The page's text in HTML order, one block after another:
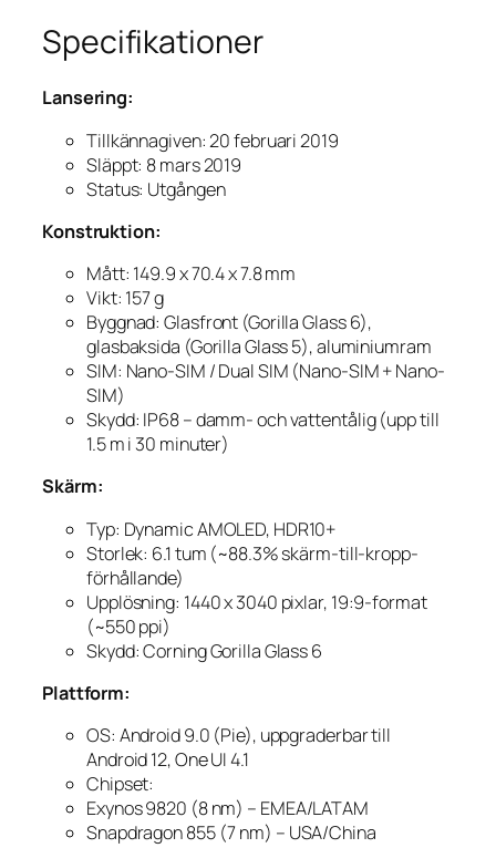
Specifikationer
Lansering:
Tillkännagiven: 20 februari 2019
Släppt: 8 mars 2019
Status: Utgången
Konstruktion:
Mått: 149.9 x 70.4 x 7.8 mm
Vikt: 157 g
Byggnad: Glasfront (Gorilla Glass 6),
glasbaksida (Gorilla Glass 5), aluminiumram
SIM: Nano-SIM / Dual SIM (Nano-SIM + Nano-
SIM)
Skydd: IP68 – damm- och vattentålig (upp till
1.5 m i 30 minuter)
Skärm:
Typ: Dynamic AMOLED, HDR10+
Storlek: 6.1 tum (~88.3% skärm-till-kropp-
förhållande)
Upplösning: 1440 x 3040 pixlar, 19:9-format
(~550 ppi)
Skydd: Corning Gorilla Glass 6
Plattform:
OS: Android 9.0 (Pie), uppgraderbar till
Android 12, One UI 4.1
Chipset:
Exynos 9820 (8 nm) – EMEA/LATAM
Snapdragon 855 (7 nm) – USA/China